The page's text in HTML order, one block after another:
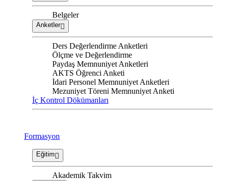
Belgeler
Anketler
Ders Değerlendirme Anketleri
Ölçme ve Değerlendirme
Paydaş Memnuniyet Anketleri
AKTS Öğrenci Anketi
İdari Personel Memnuniyet Anketleri
Mezuniyet Töreni Memnuniyet Anketi
İç Kontrol Dökümanları
Formasyon
Eğitim
Akademik Takvim